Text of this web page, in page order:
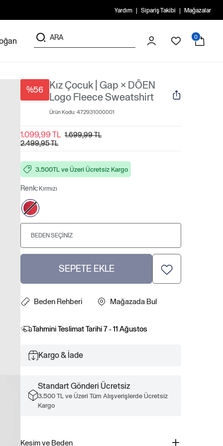
Yardım Sipariş Takibi Mağazalar
0
%56
Kız Çocuk | Gap × DÔEN
Logo Fleece Sweatshirt
Ürün Kodu: 472931000001
1.099,99 TL 1.699,99 TL
2.499,95 TL
3.500TL ve Üzeri Ücretsiz Kargo
Renk: Kırmızı
BEDEN SEÇINIZ
SEPETE EKLE
Beden Rehberi Mağazada Bul
Tahmini Teslimat Tarihi7 - 11 Ağustos
Kargo & İade
Standart Gönderi Ücretsiz
3.500 TL ve Üzeri Tüm Alışverişlerde Ücretsiz
Kargo
Kesim ve Beden